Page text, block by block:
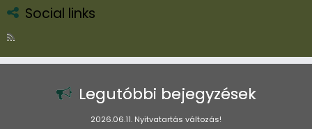
a
választhatók
ki
Social links
Legutóbbi bejegyzések
2026.06.11. Nyitvatartás változás!